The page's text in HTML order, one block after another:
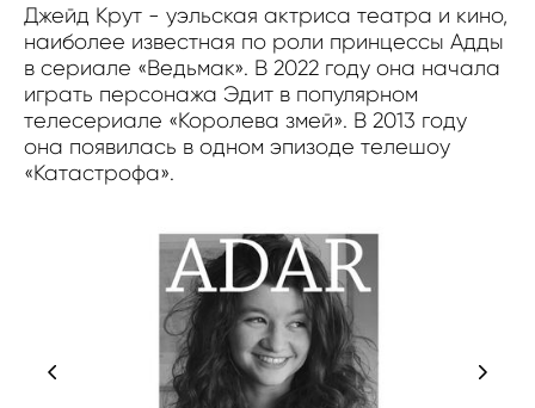
Джейд Крут - уэльская актриса театра и кино,
наиболее известная по роли принцессы Адды
в сериале «Ведьмак». В 2022 году она начала
играть персонажа Эдит в популярном
телесериале «Королева змей». В 2013 году
она появилась в одном эпизоде телешоу
«Катастрофа».